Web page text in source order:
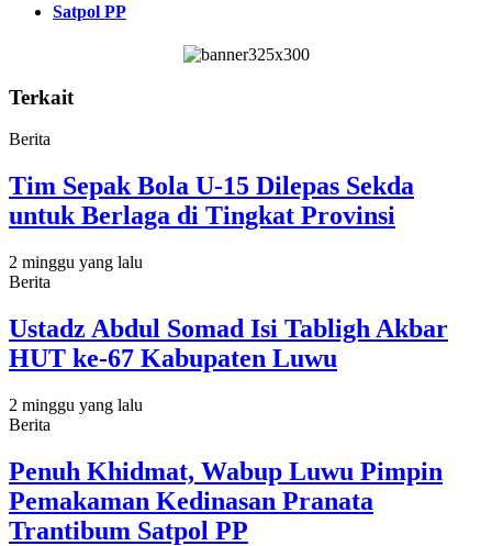
Satpol PP
Terkait
Berita
Tim Sepak Bola U-15 Dilepas Sekda
untuk Berlaga di Tingkat Provinsi
2 minggu yang lalu
Berita
Ustadz Abdul Somad Isi Tabligh Akbar
HUT ke-67 Kabupaten Luwu
2 minggu yang lalu
Berita
Penuh Khidmat, Wabup Luwu Pimpin
Pemakaman Kedinasan Pranata
Trantibum Satpol PP